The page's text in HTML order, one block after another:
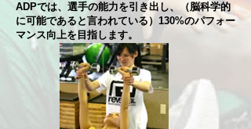
ADPでは、選手の能力を引き出し、（脳科学的
に可能であると言われている）130%のパフォー
マンス向上を目指します。